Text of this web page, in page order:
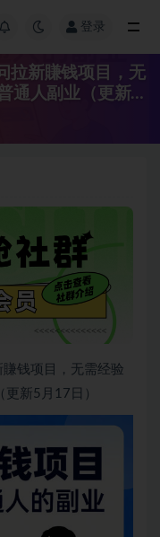
登录
拉新賺钱项目，无
通人副业（更新5
钱项目，无需经验
新5月17日）